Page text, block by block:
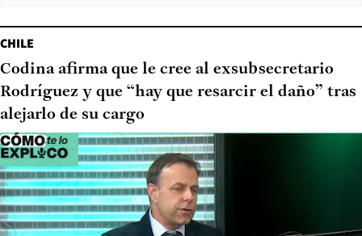
CHILE
Codina afirma que le cree al exsubsecretario
Rodríguez y que “hay que resarcir el daño” tras
alejarlo de su cargo